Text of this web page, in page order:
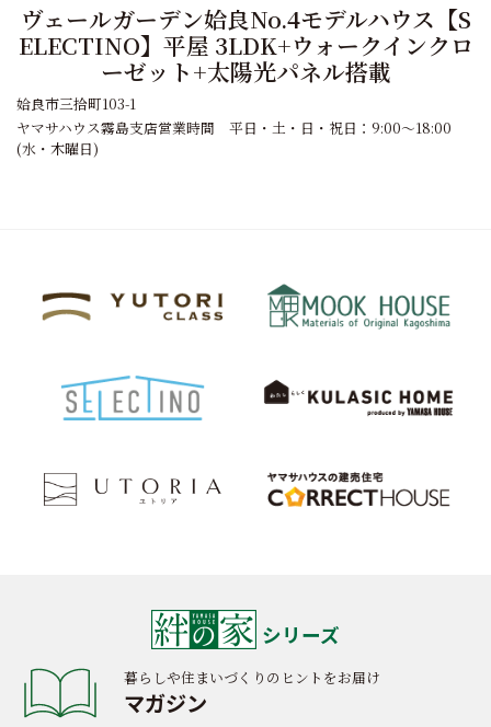
ヴェールガーデン姶良No.4モデルハウス【S
ELECTINO】平屋 3LDK+ウォークインクロ
ーゼット+太陽光パネル搭載
姶良市三拾町103-1
ヤマサハウス霧島支店営業時間 平日・土・日・祝日：9:00～18:00
(水・木曜日)
シリーズ
暮らしや住まいづくりのヒントをお届け
マガジン